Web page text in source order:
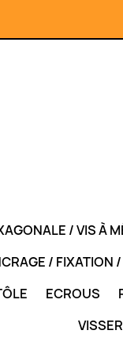
/ VIS À
/ FIXATION
ECROUS